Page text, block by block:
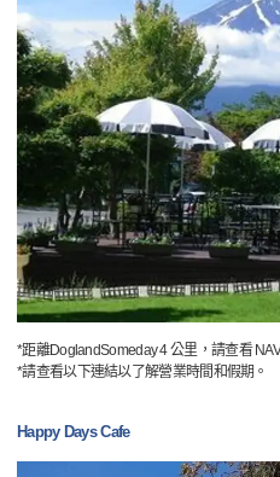
*距離DoglandSomeday 4 公里，請查看
*請查看以下連結以了解營業時間和假期。
Happy Days Cafe